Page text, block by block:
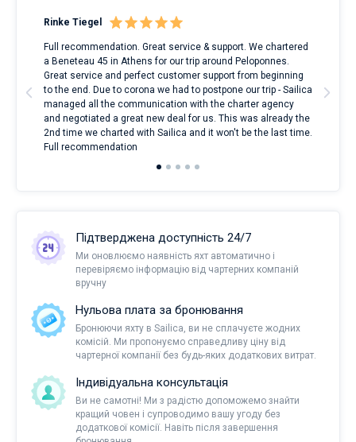
Rinke Tiegel
Full recommendation. Great service & support. We chartered
a Beneteau 45 in Athens for our trip around Peloponnes.
Great service and perfect customer support from beginning
to the end. Due to corona we had to postpone our trip - Sailica
managed all the communication with the charter agency
and negotiated a great new deal for us. This was already the
2nd time we charted with Sailica and it won't be the last time.
Full recommendation
Підтверджена доступність 24/7
Ми оновлюємо наявність яхт автоматично і
перевіряємо інформацію від чартерних компаній
вручну
Нульова плата за бронювання
Бронюючи яхту в Sailica, ви не сплачуєте жодних
комісій. Ми пропонуємо справедливу ціну від
чартерної компанії без будь-яких додаткових витрат.
Індивідуальна консультація
Ви не самотні! Ми з радістю допоможемо знайти
кращий човен і супроводимо вашу угоду без
додаткової комісії. Навіть після завершення